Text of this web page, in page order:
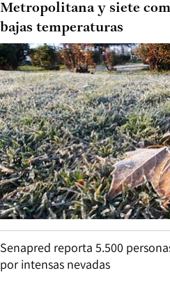
Metropolitana y siete
bajas temperaturas
Senapred reporta 5.500
por intensas nevadas